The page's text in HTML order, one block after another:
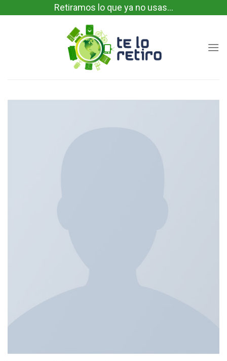
to
Retiramos lo que ya no usas...